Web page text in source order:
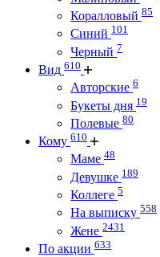
Коралловый 85
Синий 101
Черный 7
Вид 610
Авторские 6
Букеты дня 19
Полевые 80
Кому 610
Маме 48
Девушке 189
Коллеге 5
На выписку 558
Жене 2431
По акции 633